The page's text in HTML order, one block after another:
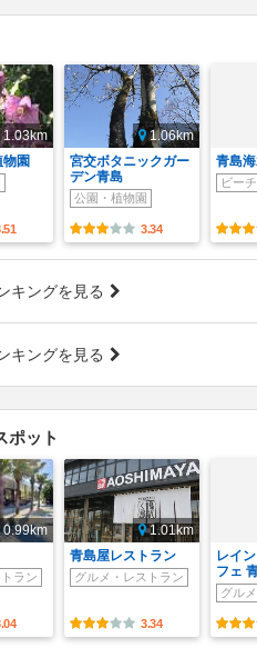
1.03km
園
1.06km
宮交ボタニックガー
デン青島
公園・植物園
3.34
青島
ビーチ
キングを見る
キングを見る
ポット
0.99km
ラン
1.01km
青島屋レストラン
グルメ・レストラン
3.34
レイ
フェ
グル